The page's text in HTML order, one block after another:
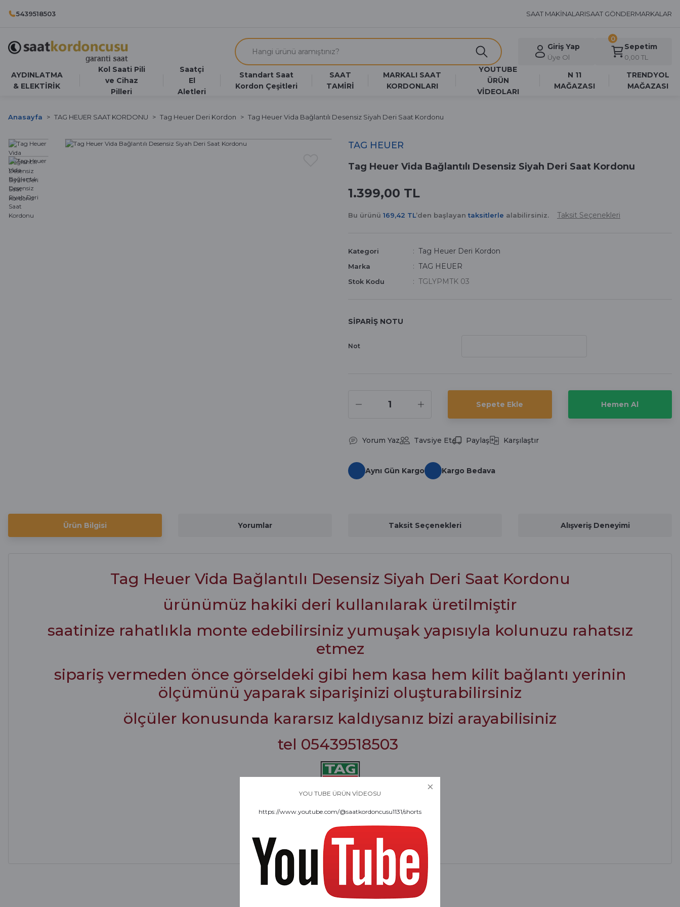
5439518503 SAAT MAKİNALARISAAT GÖNDERMARKALAR
Giriş Yap
Üye Ol
Sepetim
0,00 TL
0
AYDINLATMA
& ELEKTİRİK
Kol Saati Pili
ve Cihaz
Pilleri
Saatçi
El
Aletleri
Standart Saat
Kordon Çeşitleri
SAAT
TAMİRİ
MARKALI SAAT
KORDONLARI
YOUTUBE
ÜRÜN
VİDEOLARI
N 11
MAĞAZASI
TRENDYOL
MAĞAZASI
Anasayfa TAG HEUER SAAT KORDONU Tag Heuer Deri Kordon Tag Heuer Vida Bağlantılı Desensiz Siyah Deri Saat Kordonu
TAG HEUER
Tag Heuer Vida Bağlantılı Desensiz Siyah Deri Saat Kordonu
1.399,00 TL
Bu ürünü 169,42 TL’den başlayan taksitlerle alabilirsiniz. Taksit Seçenekleri
Kategori Tag Heuer Deri Kordon
Marka TAG HEUER
Stok Kodu TGLYPMTK 03
SİPARİŞ NOTU
Not
Sepete Ekle Hemen Al
Yorum Yaz Tavsiye Et Paylaş Karşılaştır
Aynı Gün Kargo Kargo Bedava
Ürün Bilgisi Yorumlar Taksit Seçenekleri Alışveriş Deneyimi
Tag Heuer Vida Bağlantılı Desensiz Siyah Deri Saat Kordonu
ürünümüz hakiki deri kullanılarak üretilmiştir
saatinize rahatlıkla monte edebilirsiniz yumuşak yapısıyla kolunuzu rahatsız
etmez
sipariş vermeden önce görseldeki gibi hem kasa hem kilit bağlantı yerinin
ölçümünü yaparak siparişinizi oluşturabilirsiniz
ölçüler konusunda kararsız kaldıysanız bizi arayabilisiniz
tel 05439518503
Bu ürüne ilk yorumu siz yapın!
Alışveriş sürecim hızlı oldu hem whatsaptan hemde site üstünden çok yardımcı oldular hızlı ve keyifli bi
YOU TUBE ÜRÜN VİDEOSU
https://www.youtube.com/@saatkordoncusu1131/shorts